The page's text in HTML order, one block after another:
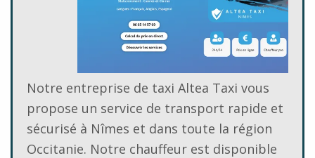
Notre entreprise de taxi Altea Taxi vous
propose un service de transport rapide et
sécurisé à Nîmes et dans toute la région
Occitanie. Notre chauffeur est disponible